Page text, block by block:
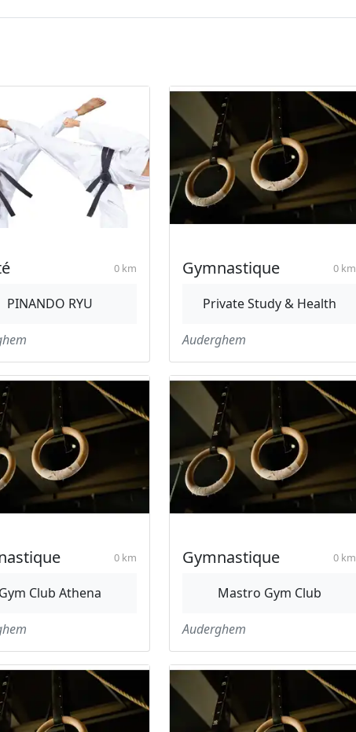
0 km
PINANDO RYU
Gymnastique 0 km
Private Study & Health
Auderghem
0 km
Gym Club Athena
Gymnastique 0 km
Mastro Gym Club
Auderghem